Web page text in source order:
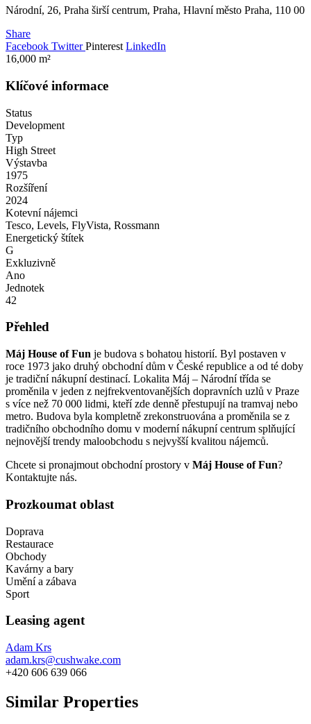
Národní, 26, Praha širší centrum, Praha, Hlavní město Praha, 110 00
Share
Facebook TwitterPinterest LinkedIn
16,000 m²
Klíčové informace
Status
Development
Typ
High Street
Výstavba
1975
Rozšíření
2024
Kotevní nájemci
Tesco, Levels, FlyVista, Rossmann
Energetický štítek
G
Exkluzivně
Ano
Jednotek
42
Přehled
Máj House of Fun je budova s bohatou historií. Byl postaven v
roce 1973 jako druhý obchodní dům v České republice a od té doby
je tradiční nákupní destinací. Lokalita Máj – Národní třída se
proměnila v jeden z nejfrekventovanějších dopravních uzlů v Praze
s více než 70 000 lidmi, kteří zde denně přestupují na tramvaj nebo
metro. Budova byla kompletně zrekonstruována a proměnila se z
tradičního obchodního domu v moderní nákupní centrum splňující
nejnovější trendy maloobchodu s nejvyšší kvalitou nájemců.
Chcete si pronajmout obchodní prostory v Máj House of Fun?
Kontaktujte nás.
Prozkoumat oblast
Doprava
Restaurace
Obchody
Kavárny a bary
Umění a zábava
Sport
Leasing agent
Adam Krs
adam.krs@cushwake.com
+420 606 639 066
Similar Properties